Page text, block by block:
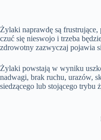
Żylaki naprawdę są
czuć się nieswojo i trzeba
zdrowotny zazwyczaj pojawia
Żylaki powstają w wyniku
nadwagi, brak ruchu, urazów,
siedzącego lub stojącego trybu